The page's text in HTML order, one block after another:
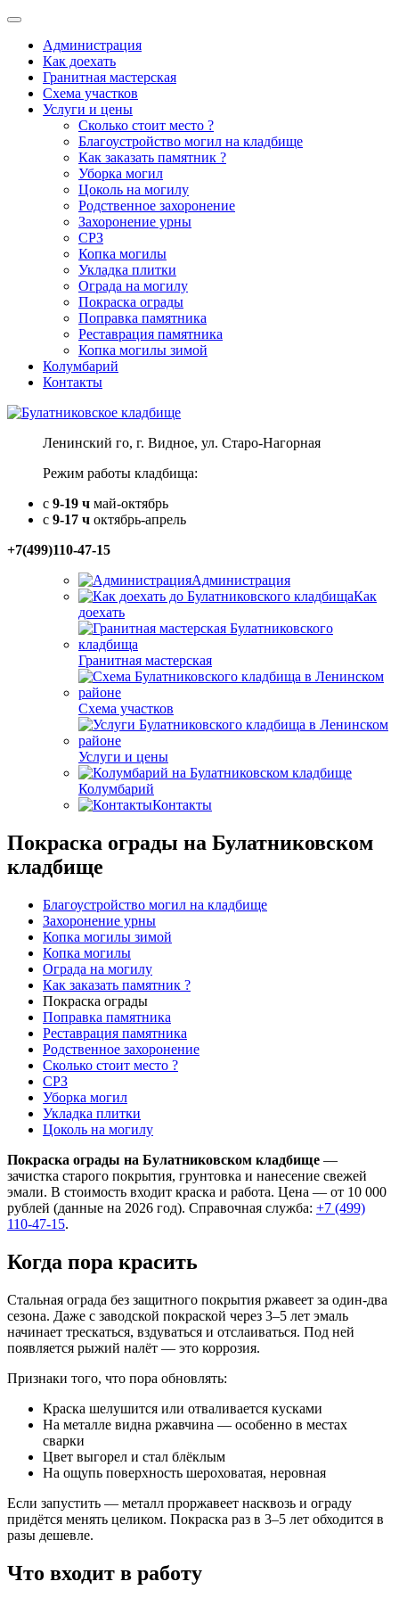
Администрация
Как доехать
Гранитная мастерская
Схема участков
Услуги и цены
Сколько стоит место ?
Благоустройство могил на кладбище
Как заказать памятник ?
Уборка могил
Цоколь на могилу
Родственное захоронение
Захоронение урны
СРЗ
Копка могилы
Укладка плитки
Ограда на могилу
Покраска ограды
Поправка памятника
Реставрация памятника
Копка могилы зимой
Колумбарий
Контакты
Ленинский го, г. Видное, ул. Старо-Нагорная
Режим работы кладбища:
с 9-19 ч май-октябрь
с 9-17 ч октябрь-апрель
+7(499)110-47-15
Администрация
Как
доехать
Гранитная мастерская
Схема участков
Услуги и цены
Колумбарий
Контакты
Покраска ограды на Булатниковском
кладбище
Благоустройство могил на кладбище
Захоронение урны
Копка могилы зимой
Копка могилы
Ограда на могилу
Как заказать памятник ?
Покраска ограды
Поправка памятника
Реставрация памятника
Родственное захоронение
Сколько стоит место ?
СРЗ
Уборка могил
Укладка плитки
Цоколь на могилу
Покраска ограды на Булатниковском кладбище —
зачистка старого покрытия, грунтовка и нанесение свежей
эмали. В стоимость входит краска и работа. Цена — от 10 000
рублей (данные на 2026 год). Справочная служба: +7 (499)
110-47-15.
Когда пора красить
Стальная ограда без защитного покрытия ржавеет за один-два
сезона. Даже с заводской покраской через 3–5 лет эмаль
начинает трескаться, вздуваться и отслаиваться. Под ней
появляется рыжий налёт — это коррозия.
Признаки того, что пора обновлять:
Краска шелушится или отваливается кусками
На металле видна ржавчина — особенно в местах
сварки
Цвет выгорел и стал блёклым
На ощупь поверхность шероховатая, неровная
Если запустить — металл проржавеет насквозь и ограду
придётся менять целиком. Покраска раз в 3–5 лет обходится в
разы дешевле.
Что входит в работу